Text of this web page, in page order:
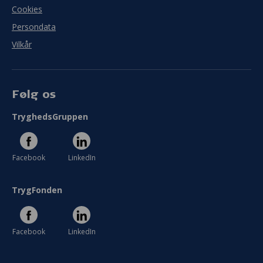
Cookies
Persondata
Vilkår
Følg os
TryghedsGruppen
Facebook LinkedIn
TrygFonden
Facebook LinkedIn